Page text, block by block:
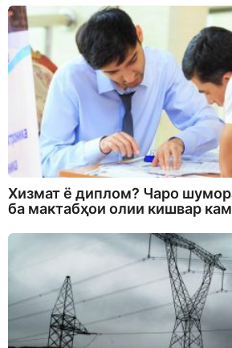
Хизмат ё диплом? Чаро
ба мактабҳои олии кишвар